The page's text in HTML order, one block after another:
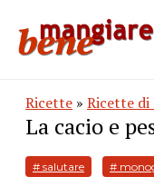
Ricette » Ricette di
La cacio e
# salutare #